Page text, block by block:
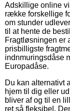
Adskillige online
række forskellige
om stunder
til at hente de
Fragtløsningen er
prisbilligste
indnmuringsdåse
Europadåse.
Du kan alternativt
hjem til dig eller
bliver af og til en
ret så fleksibel.